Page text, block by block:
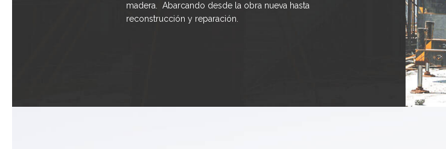
madera. Abarcando desde la obra nueva hasta
reconstrucción y reparación.